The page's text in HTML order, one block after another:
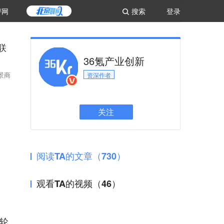
登录
搜索
商
36氪产业创新
资深作者
关注
阅读TA的文章（730）
观看TA的视频（46）